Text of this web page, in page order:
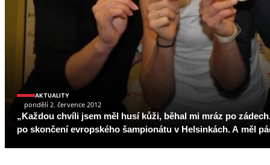
AKTUALITY
pondělí 2. července 2012
„Každou chvíli jsem měl husí kůži, běhal mi mráz po
po skončení evropského šampionátu v Helsinkách. A měl